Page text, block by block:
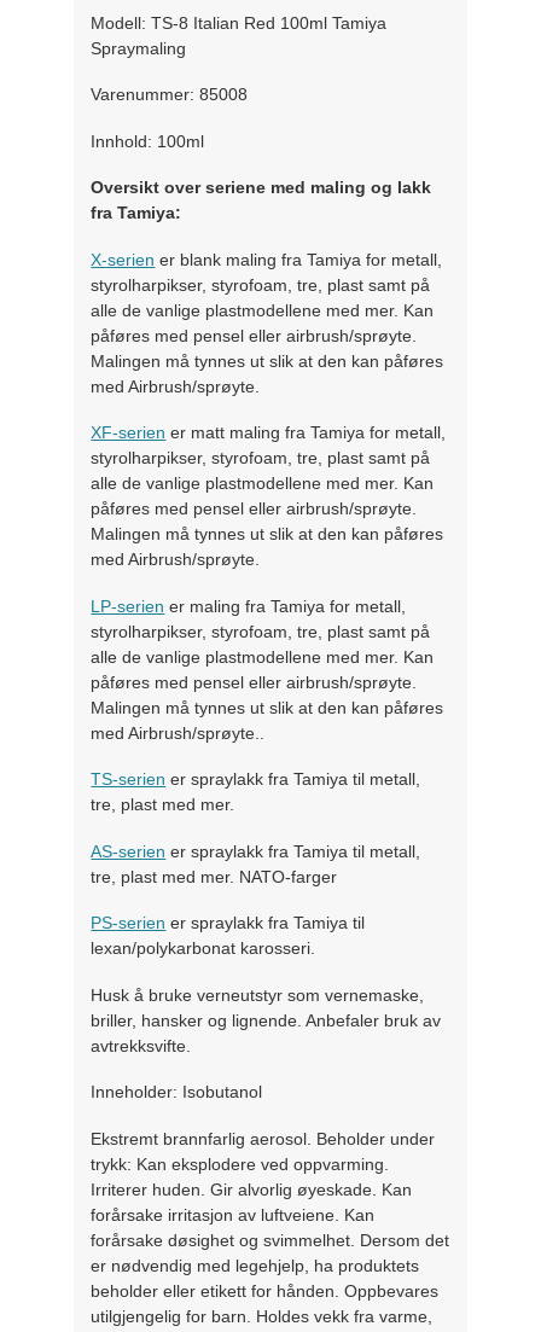
Modell: TS-8 Italian Red 100ml Tamiya
Spraymaling
Varenummer: 85008
Innhold: 100ml
Oversikt over seriene med maling og lakk
fra Tamiya:
X-serien er blank maling fra Tamiya for metall,
styrolharpikser, styrofoam, tre, plast samt på
alle de vanlige plastmodellene med mer. Kan
påføres med pensel eller airbrush/sprøyte.
Malingen må tynnes ut slik at den kan påføres
med Airbrush/sprøyte.
XF-serien er matt maling fra Tamiya for metall,
styrolharpikser, styrofoam, tre, plast samt på
alle de vanlige plastmodellene med mer. Kan
påføres med pensel eller airbrush/sprøyte.
Malingen må tynnes ut slik at den kan påføres
med Airbrush/sprøyte.
LP-serien er maling fra Tamiya for metall,
styrolharpikser, styrofoam, tre, plast samt på
alle de vanlige plastmodellene med mer. Kan
påføres med pensel eller airbrush/sprøyte.
Malingen må tynnes ut slik at den kan påføres
med Airbrush/sprøyte..
TS-serien er spraylakk fra Tamiya til metall,
tre, plast med mer.
AS-serien er spraylakk fra Tamiya til metall,
tre, plast med mer. NATO-farger
PS-serien er spraylakk fra Tamiya til
lexan/polykarbonat karosseri.
Husk å bruke verneutstyr som vernemaske,
briller, hansker og lignende. Anbefaler bruk av
avtrekksvifte.
Inneholder: Isobutanol
Ekstremt brannfarlig aerosol. Beholder under
trykk: Kan eksplodere ved oppvarming.
Irriterer huden. Gir alvorlig øyeskade. Kan
forårsake irritasjon av luftveiene. Kan
forårsake døsighet og svimmelhet. Dersom det
er nødvendig med legehjelp, ha produktets
beholder eller etikett for hånden. Oppbevares
utilgjengelig for barn. Holdes vekk fra varme,